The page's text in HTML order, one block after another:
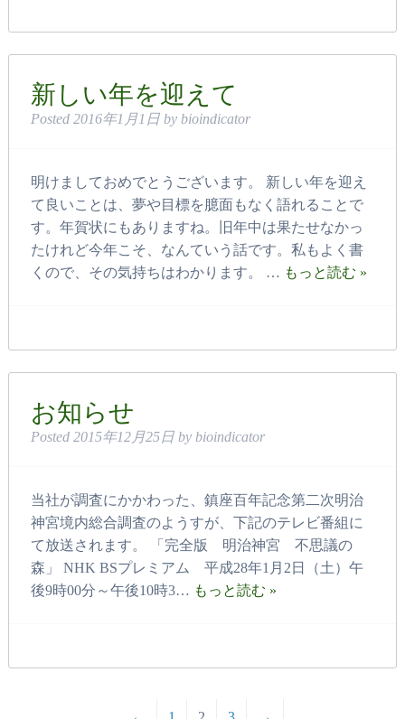
新しい年を迎えて
Posted 2016年1月1日 by bioindicator
明けましておめでとうございます。 新しい年を迎え
て良いことは、夢や目標を臆面もなく語れることで
す。年賀状にもありますね。旧年中は果たせなかっ
たけれど今年こそ、なんていう話です。私もよく書
くので、その気持ちはわかります。 … もっと読む »
お知らせ
Posted 2015年12月25日 by bioindicator
当社が調査にかかわった、鎮座百年記念第二次明治
神宮境内総合調査のようすが、下記のテレビ番組に
て放送されます。 「完全版 明治神宮 不思議の
森」 NHK BSプレミアム 平成28年1月2日（土）午
後9時00分～午後10時3… もっと読む »